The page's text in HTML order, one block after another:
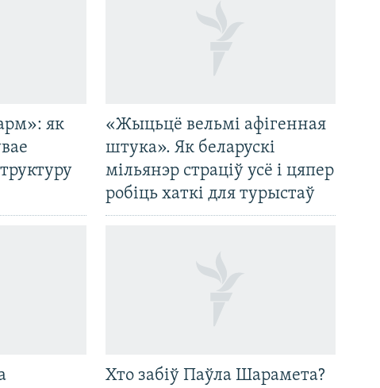
як
«Жыцьцё вельмі афігенная
штука». Як беларускі
мільянэр страціў усё і цяпер
робіць хаткі для турыстаў
Хто забіў Паўла Шарамета?